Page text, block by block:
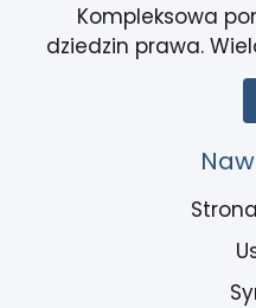
Kompleksowa
dziedzin prawa.